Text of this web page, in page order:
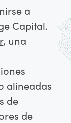
a
Capital.
, una
alineadas
de
de